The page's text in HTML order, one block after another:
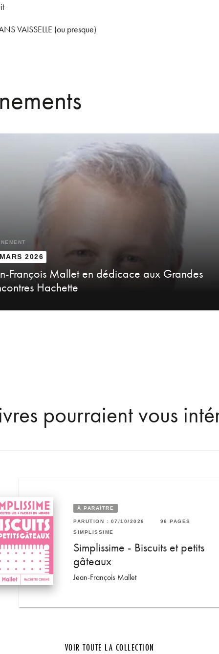
VAISSELLE (ou presque)
2026
François Mallet en dédicace aux Grandes
Hachette
pourraient vous
PAGES
et
: 06/05/2026
- Apéros
François Mallet
À PARAÎTRE
PARUTION : 07/10/2026 96 PAGES
SIMPLISSIME
Simplissime - Biscuits et petits
gâteaux
Jean-François Mallet
VOIR TOUTE LA COLLECTION